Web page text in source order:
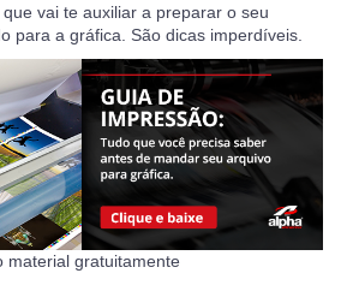
que vai te auxiliar a preparar o seu
para a gráfica. São dicas imperdíveis.
material gratuitamente